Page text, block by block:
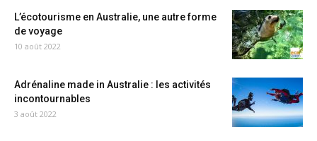
L’écotourisme en Australie, une autre forme
de voyage
10 août 2022
Adrénaline made in Australie : les activités
incontournables
3 août 2022